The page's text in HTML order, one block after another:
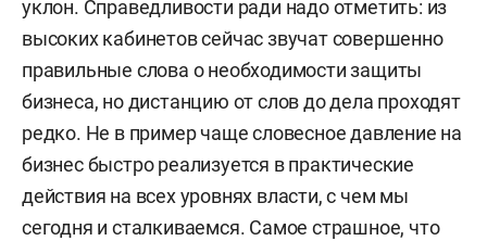
уклон. Справедливости ради надо отметить: из
высоких кабинетов сейчас звучат совершенно
правильные слова о необходимости защиты
бизнеса, но дистанцию от слов до дела проходят
редко. Не в пример чаще словесное давление на
бизнес быстро реализуется в практические
действия на всех уровнях власти, с чем мы
сегодня и сталкиваемся. Самое страшное, что